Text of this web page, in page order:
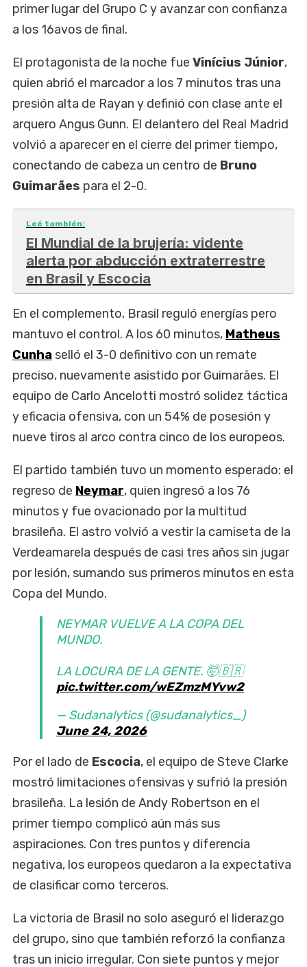
primer lugar del Grupo C y avanzar con confianza
a los 16avos de final.
El protagonista de la noche fue Vinícius Júnior,
quien abrió el marcador a los 7 minutos tras una
presión alta de Rayan y definió con clase ante el
arquero Angus Gunn. El delantero del Real Madrid
volvió a aparecer en el cierre del primer tiempo,
conectando de cabeza un centro de Bruno
Guimarães para el 2-0.
Leé también:
El Mundial de la brujería: vidente
alerta por abducción extraterrestre
en Brasil y Escocia
En el complemento, Brasil reguló energías pero
mantuvo el control. A los 60 minutos, Matheus
Cunha selló el 3-0 definitivo con un remate
preciso, nuevamente asistido por Guimarães. El
equipo de Carlo Ancelotti mostró solidez táctica
y eficacia ofensiva, con un 54% de posesión y
nueve tiros al arco contra cinco de los europeos.
El partido también tuvo un momento esperado: el
regreso de Neymar, quien ingresó a los 76
minutos y fue ovacionado por la multitud
brasileña. El astro volvió a vestir la camiseta de la
Verdeamarela después de casi tres años sin jugar
por lesión, sumando sus primeros minutos en esta
Copa del Mundo.
NEYMAR VUELVE A LA COPA DEL
MUNDO.
LA LOCURA DE LA GENTE. 🤯🇧🇷
pic.twitter.com/wEZmzMYvw2
— Sudanalytics (@sudanalytics_)
June 24, 2026
Por el lado de Escocia, el equipo de Steve Clarke
mostró limitaciones ofensivas y sufrió la presión
brasileña. La lesión de Andy Robertson en el
primer tiempo complicó aún más sus
aspiraciones. Con tres puntos y diferencia
negativa, los europeos quedaron a la expectativa
de clasificar como terceros.
La victoria de Brasil no solo aseguró el liderazgo
del grupo, sino que también reforzó la confianza
tras un inicio irregular. Con siete puntos y mejor